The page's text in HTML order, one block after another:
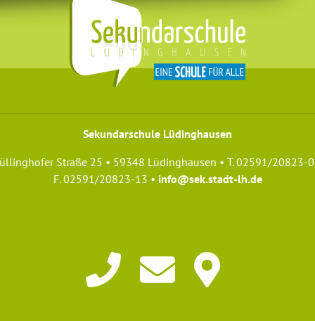
Sekundarschule Lüdinghausen
Straße 25 • 59348 Lüdinghausen • T. 02591/20823-0
F. 02591/20823-13 • info@sek.stadt-lh.de